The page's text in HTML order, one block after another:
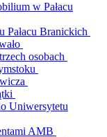
w Pałacu
Pałacu Branickich
osobach
Uniwersytetu
AMB